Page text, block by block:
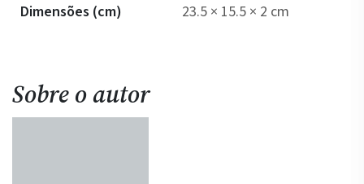
Dimensões (cm)
23.5 × 15.5 × 2 cm
Sobre o autor